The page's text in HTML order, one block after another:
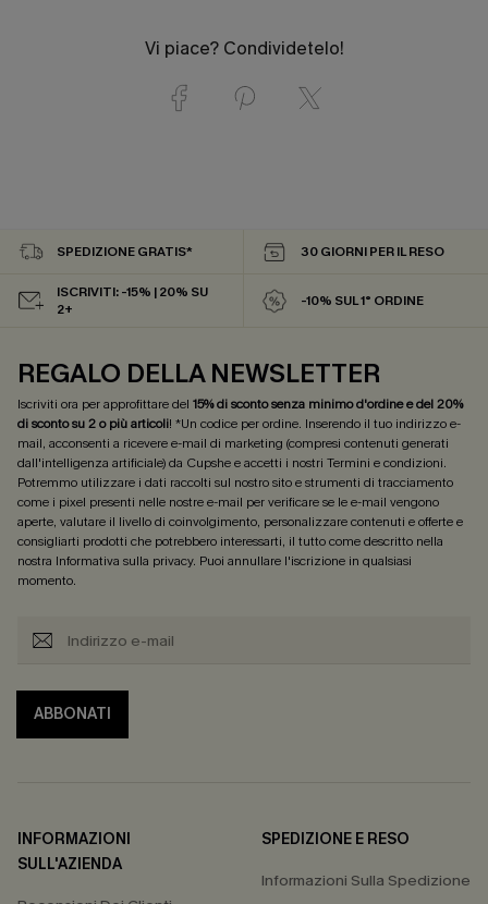
Vi piace? Condividetelo!
SPEDIZIONE GRATIS* 30 GIORNI PER IL RESO
ISCRIVITI: -15% | 20% SU
2+
-10% SUL 1° ORDINE
REGALO DELLA NEWSLETTER
Iscriviti ora per approfittare del 15% di sconto senza minimo d'ordine e del 20%
di sconto su 2 o più articoli! *Un codice per ordine. Inserendo il tuo indirizzo e-
mail, acconsenti a ricevere e-mail di marketing (compresi contenuti generati
dall'intelligenza artificiale) da Cupshe e accetti i nostri Termini e condizioni.
Potremmo utilizzare i dati raccolti sul nostro sito e strumenti di tracciamento
come i pixel presenti nelle nostre e-mail per verificare se le e-mail vengono
aperte, valutare il livello di coinvolgimento, personalizzare contenuti e offerte e
consigliarti prodotti che potrebbero interessarti, il tutto come descritto nella
nostra Informativa sulla privacy. Puoi annullare l'iscrizione in qualsiasi
momento.
ABBONATI
INFORMAZIONI
SULL'AZIENDA
SPEDIZIONE E RESO
Informazioni Sulla Spedizione